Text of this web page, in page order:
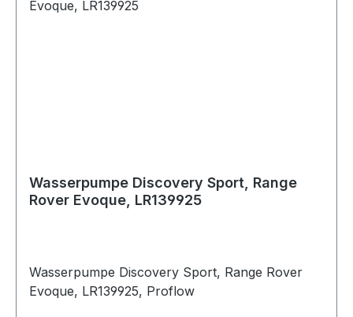
Wasserpumpe Discovery Sport, Range
Rover Evoque, LR139925
Wasserpumpe Discovery Sport, Range Rover
Evoque, LR139925, Proflow